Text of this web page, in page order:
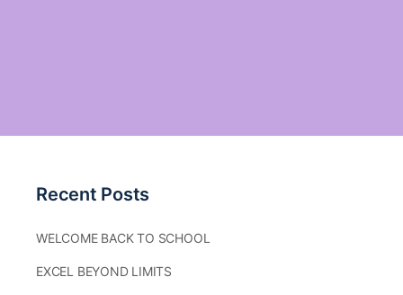
Recent Posts
WELCOME BACK TO SCHOOL
EXCEL BEYOND LIMITS